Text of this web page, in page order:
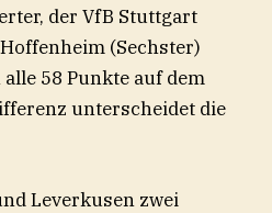
der VfB Stuttgart
(Sechster)
58 Punkte auf dem
unterscheidet die
Leverkusen zwei